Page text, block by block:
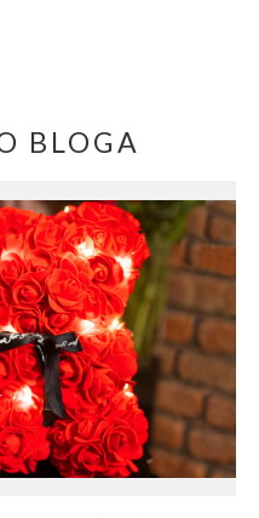
BLOGA